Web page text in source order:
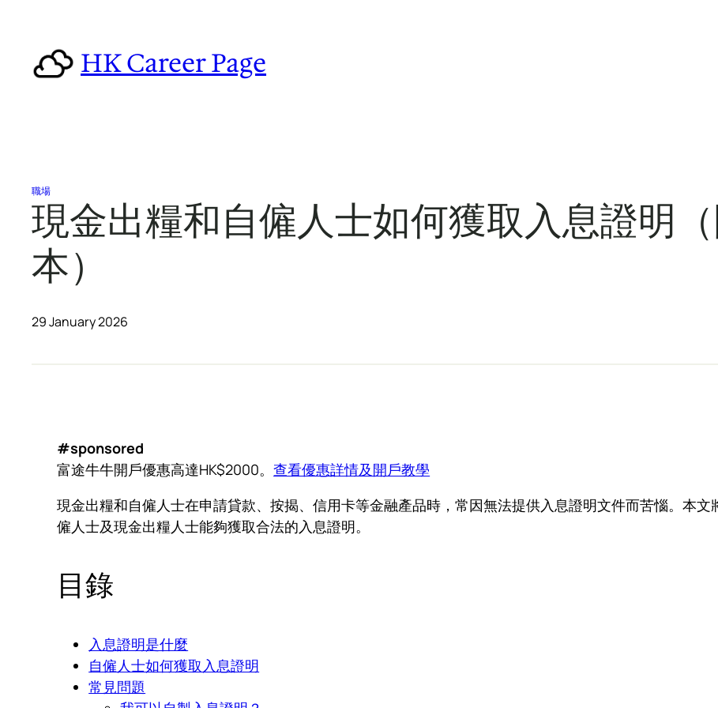
content
HK Career Page
職場
現金出糧和自僱人士如何獲取入息證明
本）
29 January 2026
#sponsored
富途牛牛開戶優惠高達HK$2000。查看優惠詳情及開戶教學
現金出糧和自僱人士在申請貸款、按揭、信用卡等金融產品時，常因無法提供入息證明文件而苦惱。本
僱人士及現金出糧人士能夠獲取合法的入息證明。
目錄
入息證明是什麼
自僱人士如何獲取入息證明
常見問題